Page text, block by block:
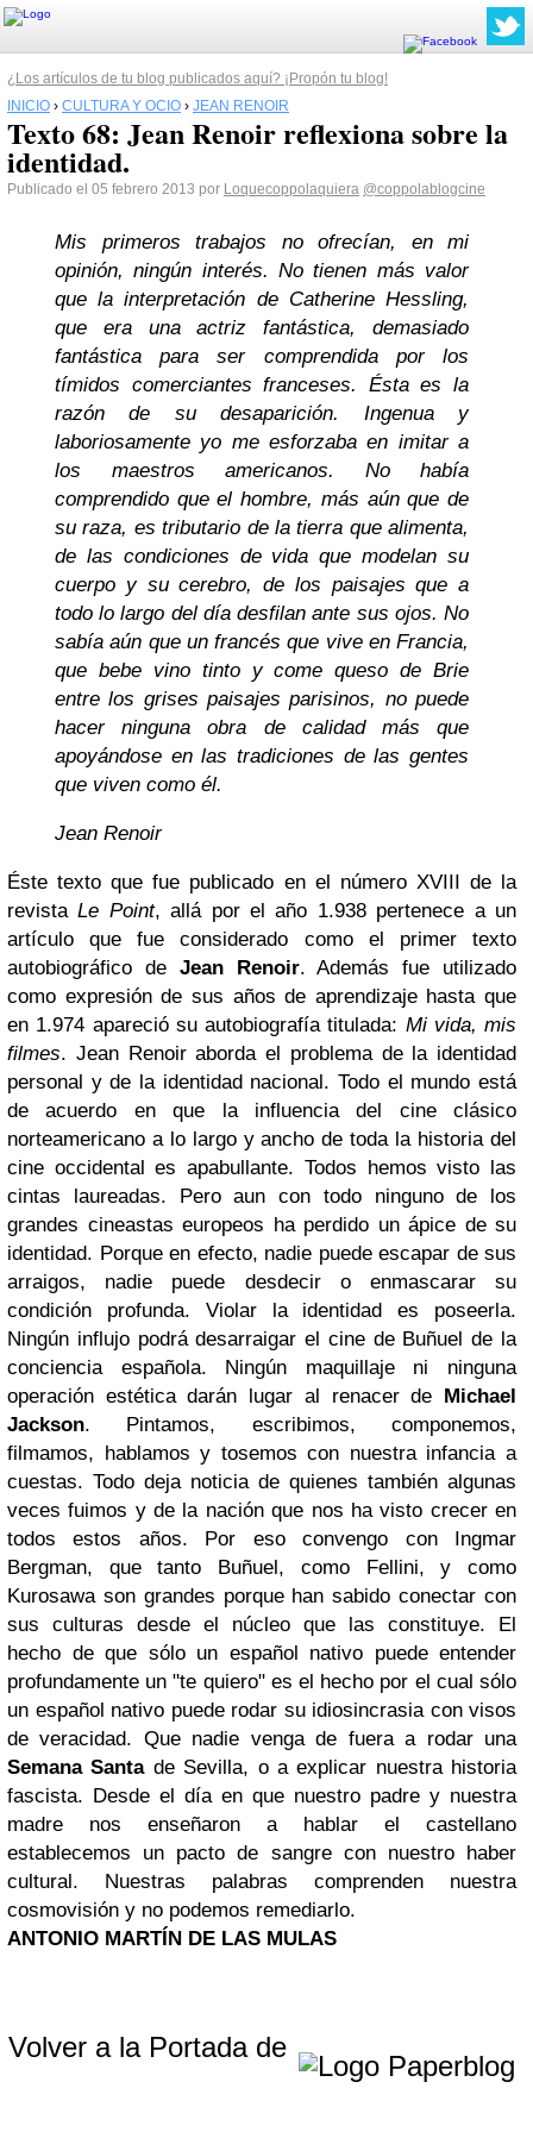
¿Los artículos de tu blog publicados aquí? ¡Propón tu blog!
INICIO › CULTURA Y OCIO › JEAN RENOIR
Texto 68: Jean Renoir reflexiona sobre la
identidad.
Publicado el 05 febrero 2013 por Loquecoppolaquiera @coppolablogcine
Mis primeros trabajos no ofrecían, en mi
opinión, ningún interés. No tienen más valor
que la interpretación de Catherine Hessling,
que era una actriz fantástica, demasiado
fantástica para ser comprendida por los
tímidos comerciantes franceses. Ésta es la
razón de su desaparición. Ingenua y
laboriosamente yo me esforzaba en imitar a
los maestros americanos. No había
comprendido que el hombre, más aún que de
su raza, es tributario de la tierra que alimenta,
de las condiciones de vida que modelan su
cuerpo y su cerebro, de los paisajes que a
todo lo largo del día desfilan ante sus ojos. No
sabía aún que un francés que vive en Francia,
que bebe vino tinto y come queso de Brie
entre los grises paisajes parisinos, no puede
hacer ninguna obra de calidad más que
apoyándose en las tradiciones de las gentes
que viven como él.
Jean Renoir
Éste texto que fue publicado en el número XVIII de la
revistaLe Point, allá por el año 1.938 pertenece a un
artículo que fue considerado como el primer texto
autobiográfico de Jean Renoir. Además fue utilizado
como expresión de sus años de aprendizaje hasta que
en 1.974 apareció su autobiografía titulada: Mi vida, mis
filmes. Jean Renoir aborda el problema de la identidad
personal y de la identidad nacional. Todo el mundo está
de acuerdo en que la influencia del cine clásico
norteamericano a lo largo y ancho de toda la historia del
cine occidental es apabullante. Todos hemos visto las
cintas laureadas. Pero aun con todo ninguno de los
grandes cineastas europeos ha perdido un ápice de su
identidad. Porque en efecto, nadie puede escapar de sus
arraigos, nadie puede desdecir o enmascarar su
condición profunda. Violar la identidad es poseerla.
Ningún influjo podrá desarraigar el cine de Buñuel de la
conciencia española. Ningún maquillaje ni ninguna
operación estética darán lugar al renacer de Michael
Jackson. Pintamos, escribimos, componemos,
filmamos, hablamos y tosemos con nuestra infancia a
cuestas. Todo deja noticia de quienes también algunas
veces fuimos y de la nación que nos ha visto crecer en
todos estos años. Por eso convengo con Ingmar
Bergman, que tanto Buñuel, como Fellini, y como
Kurosawa son grandes porque han sabido conectar con
sus culturas desde el núcleo que las constituye. El
hecho de que sólo un español nativo puede entender
profundamente un "te quiero" es el hecho por el cual sólo
un español nativo puede rodar su idiosincrasia con visos
de veracidad. Que nadie venga de fuera a rodar una
Semana Santade Sevilla, o a explicar nuestra historia
fascista. Desde el día en que nuestro padre y nuestra
madre nos enseñaron a hablar el castellano
establecemos un pacto de sangre con nuestro haber
cultural. Nuestras palabras comprenden nuestra
cosmovisión y no podemos remediarlo.
ANTONIO MARTÍN DE LAS MULAS
Volver a la Portada de